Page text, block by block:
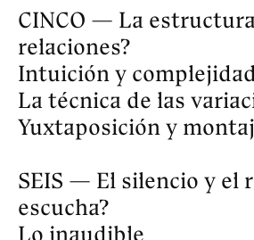
general. No hace falta tener un
proyecto personal en curso, ni
ningún conocimiento previo
particular.
Solicitud de beca: 01.10-11.10.2024
Matriculación: 22.10.2024
PROFESOR